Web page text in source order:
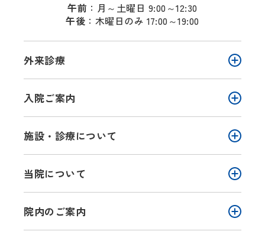
午前 ：月～土曜日 9:00 ～12:30
午後 ：木曜日のみ 17:00 ～19:00
外来診療
入院ご案内
施設・診療について
当院について
院内のご案内
ページトップへ